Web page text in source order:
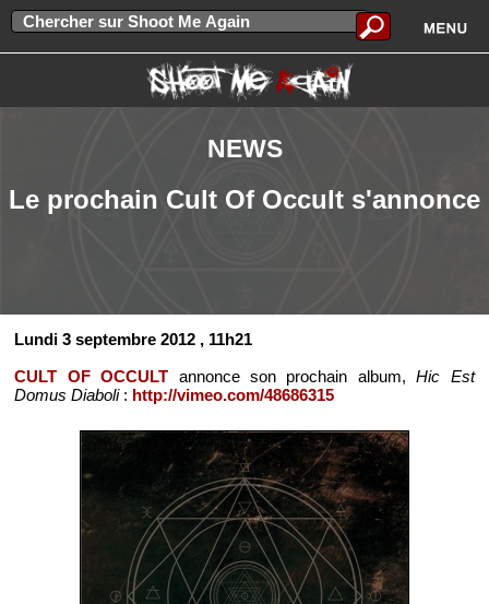
NEWS
Le prochain Cult Of Occult s'annonce
Lundi 3 septembre 2012 , 11h21
CULT OF OCCULT annonce son prochain album,Hic Est
Domus Diaboli: http://vimeo.com/48686315